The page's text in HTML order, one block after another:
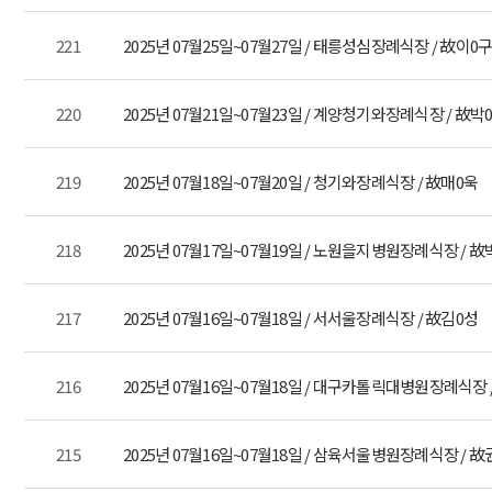
221 2025년 07월25일~07월27일 / 태릉성심장례식장 / 故이0구
220 2025년 07월21일~07월23일 / 계양청기와장례식장 / 故박
219 2025년 07월18일~07월20일 / 청기와장례식장 / 故매0욱
218 2025년 07월17일~07월19일 / 노원을지병원장례식장 / 故
217 2025년 07월16일~07월18일 / 서서울장례식장 / 故김0성
216 2025년 07월16일~07월18일 / 대구카톨릭대병원장례식
215 2025년 07월16일~07월18일 / 삼육서울병원장례식장 / 故